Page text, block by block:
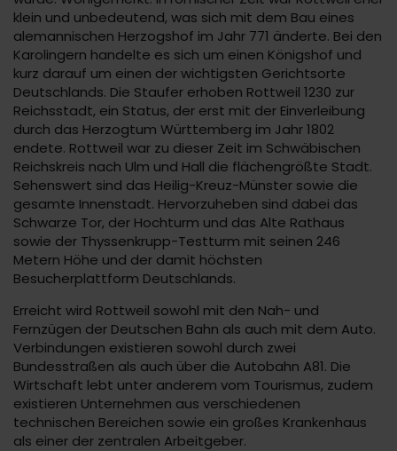
klein und unbedeutend, was sich mit dem Bau eines
alemannischen Herzogshof im Jahr 771 änderte. Bei den
Karolingern handelte es sich um einen Königshof und
kurz darauf um einen der wichtigsten Gerichtsorte
Deutschlands. Die Staufer erhoben Rottweil 1230 zur
Reichsstadt, ein Status, der erst mit der Einverleibung
durch das Herzogtum Württemberg im Jahr 1802
endete. Rottweil war zu dieser Zeit im Schwäbischen
Reichskreis nach Ulm und Hall die flächengrößte Stadt.
Sehenswert sind das Heilig-Kreuz-Münster sowie die
gesamte Innenstadt. Hervorzuheben sind dabei das
Schwarze Tor, der Hochturm und das Alte Rathaus
sowie der Thyssenkrupp-Testturm mit seinen 246
Metern Höhe und der damit höchsten
Besucherplattform Deutschlands.
Erreicht wird Rottweil sowohl mit den Nah- und
Fernzügen der Deutschen Bahn als auch mit dem Auto.
Verbindungen existieren sowohl durch zwei
Bundesstraßen als auch über die Autobahn A81. Die
Wirtschaft lebt unter anderem vom Tourismus, zudem
existieren Unternehmen aus verschiedenen
technischen Bereichen sowie ein großes Krankenhaus
als einer der zentralen Arbeitgeber.